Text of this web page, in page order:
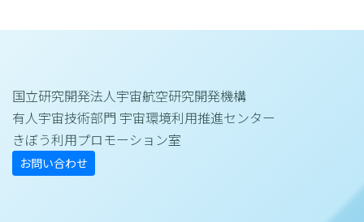
国立研究開発法人宇宙航空研究開発機構
有人宇宙技術部門 宇宙環境利用推進センター
きぼう利用プロモーション室
お問い合わせ